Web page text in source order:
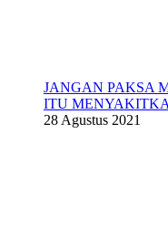
JANGAN PAKSA
ITU
28 Agustus 2021